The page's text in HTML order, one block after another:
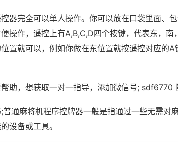
器完全可以单人操作。你可以放在口袋里面、
操作，遥控上有A,B,C,D四个按键，代表东，南
置就可以，例如你做在东位置就按遥控对应的
助，想获取一对一指导，添加微信号; sdf6770
通麻将机程序控牌器一般是指通过一些无需对
设备或工具。